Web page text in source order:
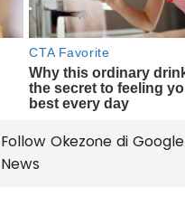
Follow Okezone di Google
News